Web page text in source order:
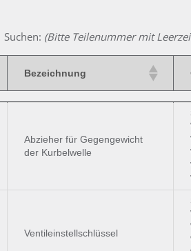
Suchen: (Bitte Teilenummer mit
Bezeichnung
Abzieher für Gegengewicht
der Kurbelwelle
Ventileinstellschlüssel